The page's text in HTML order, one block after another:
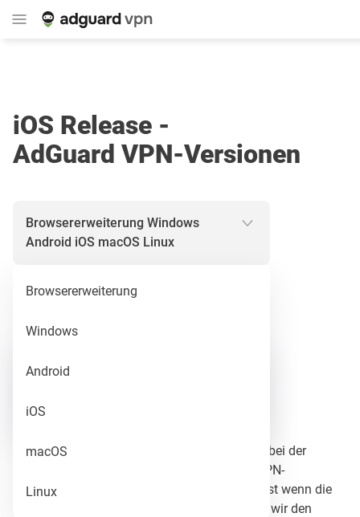
iOS Release -
AdGuard VPN-Versionen
Browsererweiterung Windows
Android iOS macOS Linux
Browsererweiterung
Windows
Android
iOS
macOS
Linux
Version 2.10.2
vom 1. August 2026
Dieses Update behebt einen kritischen Fehler bei der
Verarbeitung des VPN-Status. Ihr könnt die VPN-
Verbindung jetzt jederzeit sofort trennen, selbst wenn die
App gerade noch verbindet. Außerdem haben wir den